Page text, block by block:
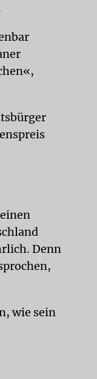
Denn
wie sein